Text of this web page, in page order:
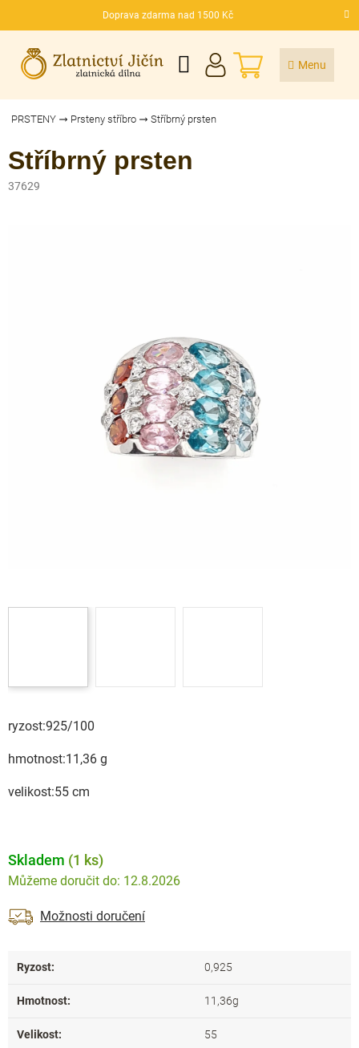
Doprava zdarma nad 1500 Kč
CZK
NÁKUPNÍ
KOŠÍK
PRSTENY Prsteny stříbro Stříbrný prsten
Stříbrný prsten
37629
ryzost:925/100
hmotnost:11,36 g
velikost:55 cm
Skladem (1 ks)
12.8.2026
Možnosti doručení
Ryzost: 0,925
Hmotnost: 11,36g
Velikost: 55